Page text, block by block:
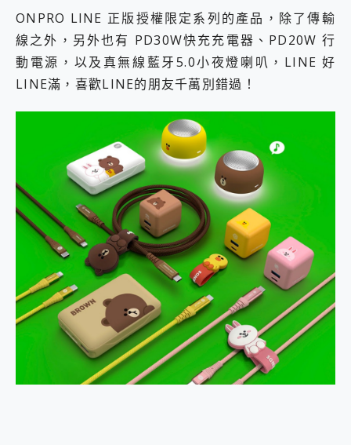
ONPRO LINE 正版授權限定系列的產品，除了傳輸
線之外，另外也有 PD30W快充充電器、PD20W 行
動電源，以及真無線藍牙5.0小夜燈喇叭，LINE 好
LINE滿，喜歡LINE的朋友千萬別錯過！